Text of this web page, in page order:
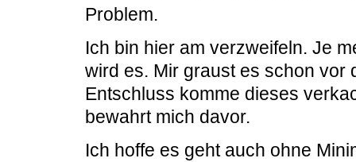
Problem.
Ich bin hier am verzweifeln. Je
wird es. Mir graust es schon vor
Entschluss komme dieses
bewahrt mich davor.
Ich hoffe es geht auch ohne